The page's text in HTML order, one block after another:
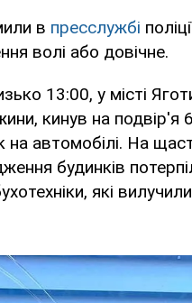
в пресслужбі
волі або довічне.
13:00, у місті
кинув на подвір'я
на автомобілі. На
будинків
які